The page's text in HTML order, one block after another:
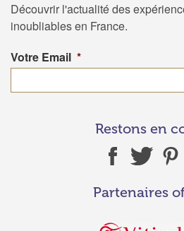
Découvrir l'actualité des
inoubliables en France.
Votre Email *
Restons en
Partenaires